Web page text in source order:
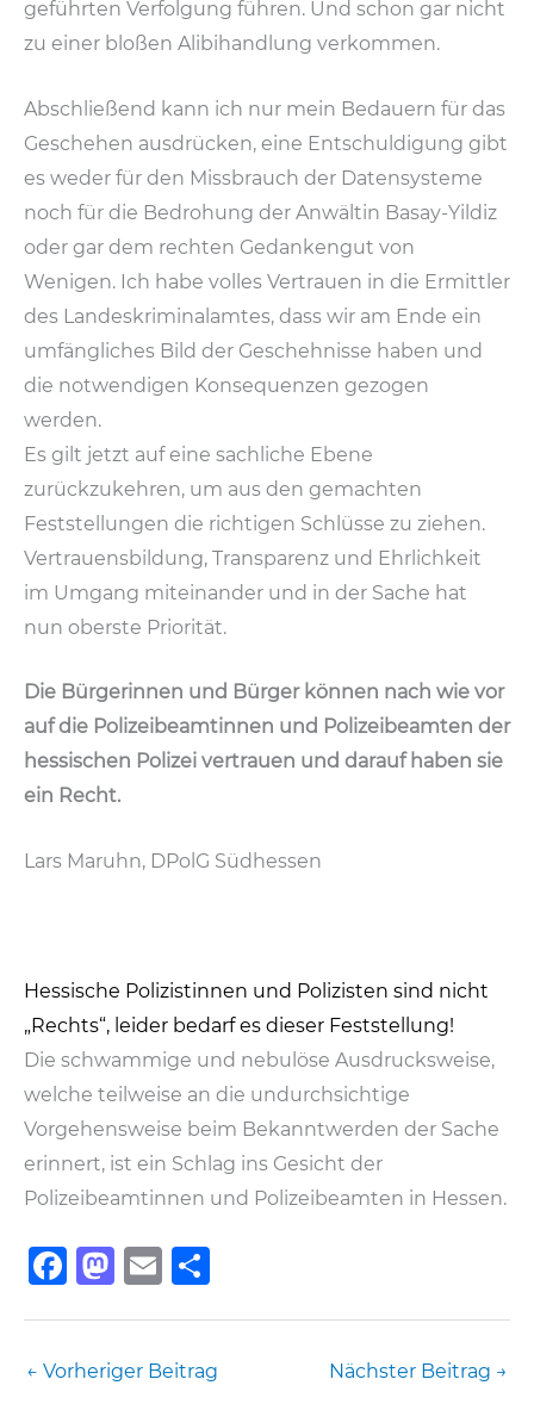
geführten Verfolgung führen. Und schon gar nicht
zu einer bloßen Alibihandlung verkommen.
Abschließend kann ich nur mein Bedauern für das
Geschehen ausdrücken, eine Entschuldigung gibt
es weder für den Missbrauch der Datensysteme
noch für die Bedrohung der Anwältin Basay-Yildiz
oder gar dem rechten Gedankengut von
Wenigen. Ich habe volles Vertrauen in die Ermittler
des Landeskriminalamtes, dass wir am Ende ein
umfängliches Bild der Geschehnisse haben und
die notwendigen Konsequenzen gezogen
werden.
Es gilt jetzt auf eine sachliche Ebene
zurückzukehren, um aus den gemachten
Feststellungen die richtigen Schlüsse zu ziehen.
Vertrauensbildung, Transparenz und Ehrlichkeit
im Umgang miteinander und in der Sache hat
nun oberste Priorität.
Die Bürgerinnen und Bürger können nach wie vor
auf die Polizeibeamtinnen und Polizeibeamten der
hessischen Polizei vertrauen und darauf haben sie
ein Recht.
Lars Maruhn, DPolG Südhessen
Hessische Polizistinnen und Polizisten sind nicht
„Rechts“, leider bedarf es dieser Feststellung!
Die schwammige und nebulöse Ausdrucksweise,
welche teilweise an die undurchsichtige
Vorgehensweise beim Bekanntwerden der Sache
erinnert, ist ein Schlag ins Gesicht der
Polizeibeamtinnen und Polizeibeamten in Hessen.
F
e
M
o
E
l
n
← Vorheriger Beitrag Nächster Beitrag →